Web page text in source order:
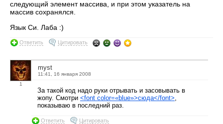
следующий элемент массива, и при этом указатель на
массив сохранялся.
Язык Си. Лаба :)
Ответить Цитировать
1
myst
11:41, 16 января 2008
За такой код надо руки отрывать и засовывать в
жопу. Смотри <font color=«blue»>сюда</font>
показываю в последний раз.
Ответить Цитировать